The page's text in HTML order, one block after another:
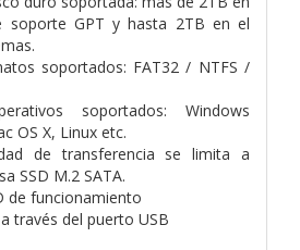
soporte GPT y hasta 2TB en el
soportados: FAT32 / NTFS /
soportados: Windows
OS X, Linux etc.
de transferencia se limita a
SSD M.2 SATA.
de funcionamiento
través del puerto USB